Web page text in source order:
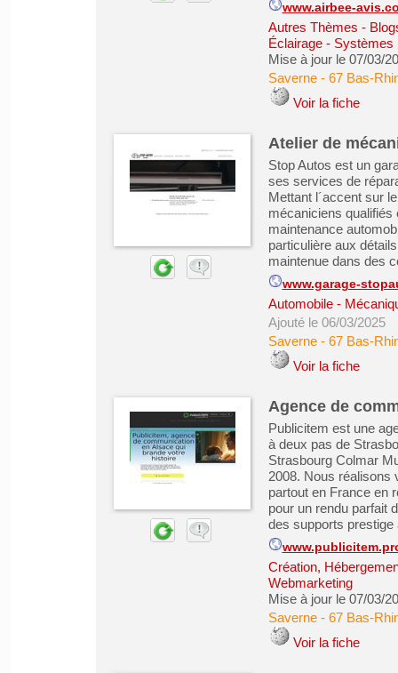
www.airbee-
Autres Thèmes -
Éclairage - Systèmes
Mise à jour le 07/03/
Saverne- 67 Bas-
Voir la fiche
Atelier de
Stop Autos est un
ses services de
Mettant l´accent sur
mécaniciens qualifiés
maintenance
particulière aux
maintenue dans des
www.garage-
Automobile -
Ajouté le 06/03/2025
Saverne- 67 Bas-
Voir la fiche
Agence de
Publicitem est une
à deux pas de
Strasbourg Colmar
2008. Nous réalisons
partout en France en
pour un rendu parfait
des supports prestige
Création,
Webmarketing
Mise à jour le 07/03/
Saverne- 67 Bas-
Voir la fiche